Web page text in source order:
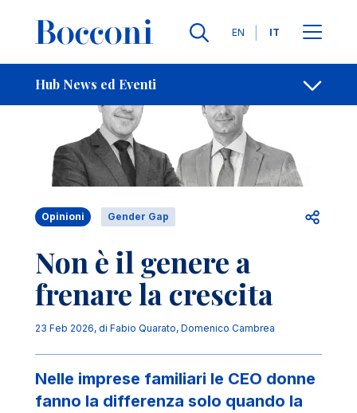
Lingue
EN IT
Hub News ed Eventi
Briciole di pane
Opinioni Gender Gap Apri
Non è il genere a
frenare la crescita
23 Feb 2026, di Fabio Quarato, Domenico Cambrea
Nelle imprese familiari le CEO donne
fanno la differenza solo quando la